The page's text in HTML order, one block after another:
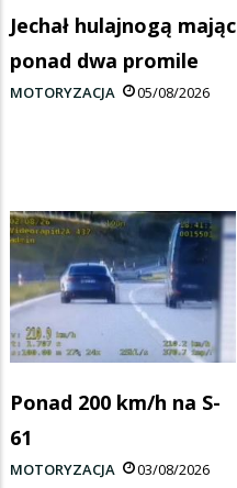
Jechał hulajnogą mając
ponad dwa promile
MOTORYZACJA 05/08/2026
Ponad 200 km/h na S-
61
MOTORYZACJA 03/08/2026